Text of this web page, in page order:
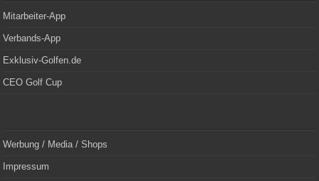
Mitarbeiter-App
Verbands-App
Exklusiv-Golfen.de
CEO Golf Cup
Werbung / Media / Shops
Impressum